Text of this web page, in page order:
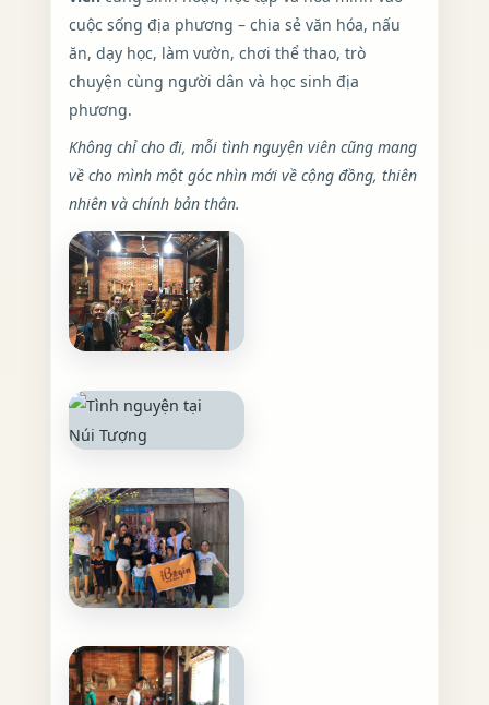
cuộc sống địa phương – chia sẻ văn hóa, nấu
ăn, dạy học, làm vườn, chơi thể thao, trò
chuyện cùng người dân và học sinh địa
phương.
Không chỉ cho đi, mỗi tình nguyện viên cũng mang
về cho mình một góc nhìn mới về cộng đồng, thiên
nhiên và chính bản thân.